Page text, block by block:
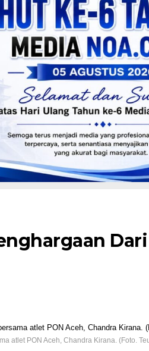
atlet PON Aceh, Chandra Kirana. (Foto.